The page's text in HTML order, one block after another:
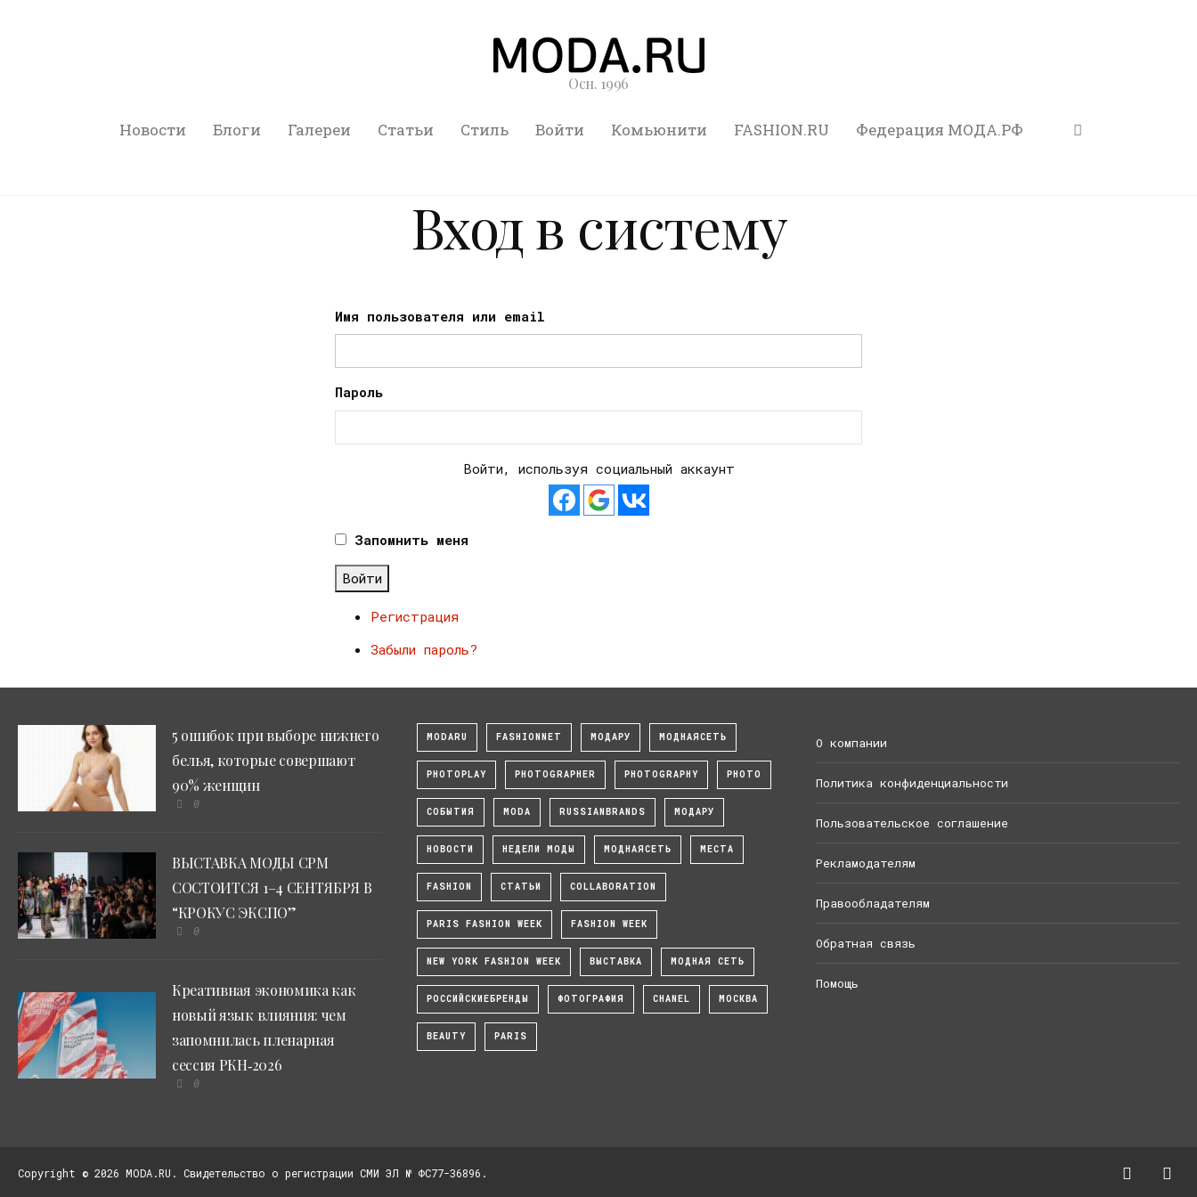
Осн. 1996
Новости Блоги Галереи Статьи Стиль Войти Комьюнити FASHION.RU Федерация МОДА.РФ
Вход в систему
Имя пользователя или email
Пароль
Войти, используя социальный аккаунт
Запомнить меня
Войти
Регистрация
Забыли пароль?
5 ошибок при выборе нижнего
белья, которые совершают
90% женщин
0
ВЫСТАВКА МОДЫ CPM
СОСТОИТСЯ 1–4 СЕНТЯБРЯ В
“КРОКУС ЭКСПО”
0
Креативная экономика как
новый язык влияния: чем
запомнилась пленарная
сессия РКН‑2026
0
MODARU FASHIONNET МОДАРУ МОДНАЯСЕТЬ
PHOTOPLAY PHOTOGRAPHER PHOTOGRAPHY PHOTO
СОБЫТИЯ MODA RUSSIANBRANDS МОДАРУ
НОВОСТИ НЕДЕЛИ МОДЫ МОДНАЯСЕТЬ МЕСТА
FASHION СТАТЬИ COLLABORATION
PARIS FASHION WEEK FASHION WEEK
NEW YORK FASHION WEEK ВЫСТАВКА МОДНАЯ СЕТЬ
РОССИЙСКИЕБРЕНДЫ ФОТОГРАФИЯ CHANEL МОСКВА
BEAUTY PARIS
О компании
Политика конфиденциальности
Пользовательское соглашение
Рекламодателям
Правообладателям
Обратная связь
Помощь
Copyright © 2026 MODA.RU. Свидетельство о регистрации СМИ ЭЛ № ФС77-36896.